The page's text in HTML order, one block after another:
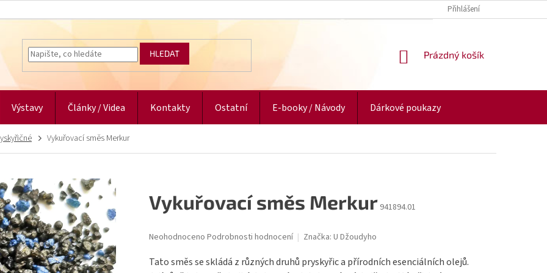
Přihlášení
HLEDAT
NÁKUPNÍ
Prázdný košík
Výstavy Články / Videa Kontakty Ostatní E-booky / Návody Dárkové poukazy
Vykuřovací směs Merkur
Tato směs se skládá z různých druhů pryskyřic a přírodních esenciálních olejů.
Vykuřovací směs Merkur 941894.01
Průměrné
produktu
Neohodnoceno Podrobnosti hodnocení Značka: U Džoudyho